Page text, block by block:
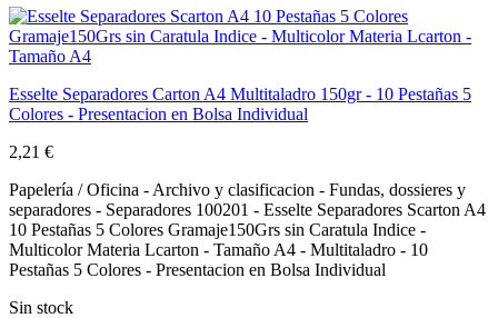
Esselte Separadores Carton A4 Multitaladro 150gr - 10 Pestañas 5
Colores - Presentacion en Bolsa Individual
2,21 €
Papelería / Oficina - Archivo y clasificacion - Fundas, dossieres y
separadores - Separadores 100201 - Esselte Separadores Scarton A4
10 Pestañas 5 Colores Gramaje150Grs sin Caratula Indice -
Multicolor Materia Lcarton - Tamaño A4 - Multitaladro - 10
Pestañas 5 Colores - Presentacion en Bolsa Individual
Sin stock